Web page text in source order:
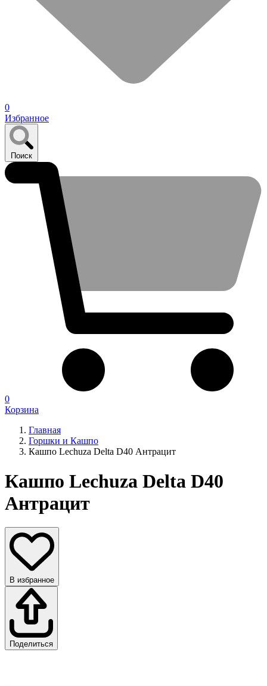
0
Избранное
Поиск
0
Корзина
Главная
Горшки и Кашпо
Кашпо Lechuza Delta D40 Антрацит
Кашпо Lechuza Delta D40
Антрацит
В избранное
Поделиться